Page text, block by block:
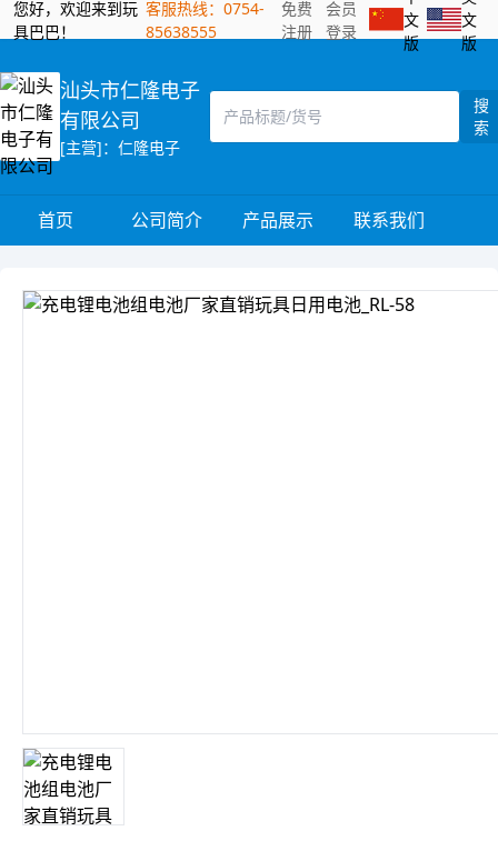
您好，欢迎来到玩
具巴巴！
客服热线：0754-
85638555
免费
注册
会员
登录
文
版
文
版
汕头市仁隆电子
有限公司
[主营]：仁隆电子
搜
索
首页 公司简介 产品展示 联系我们